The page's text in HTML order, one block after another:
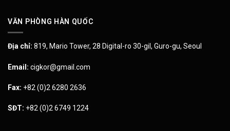
VĂN PHÒNG HÀN QUỐC
Địa chỉ: 819, Mario Tower, 28 Digital-ro 30-gil, Guro-gu, Seoul
Email: cigkor@gmail.com
Fax: +82 (0)2 6280 2636
SĐT: +82 (0)2 6749 1224